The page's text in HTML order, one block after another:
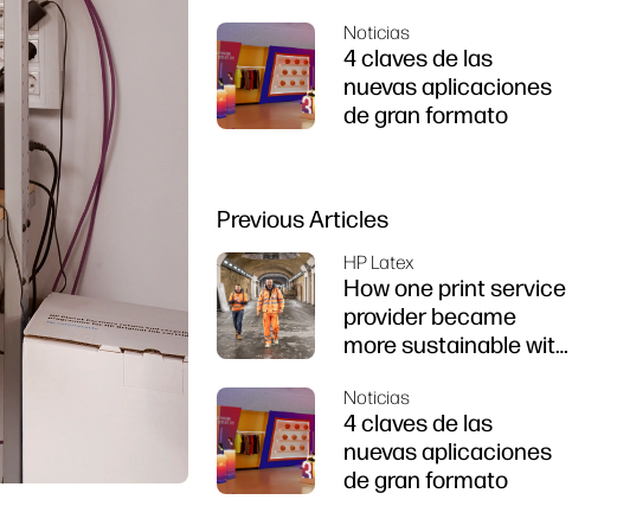
Noticias
4 claves de las
nuevas aplicaciones
de gran formato
Previous Articles
HP Latex
How one print service
provider became
more sustainable with
Noticias
4 claves de las
nuevas aplicaciones
de gran formato